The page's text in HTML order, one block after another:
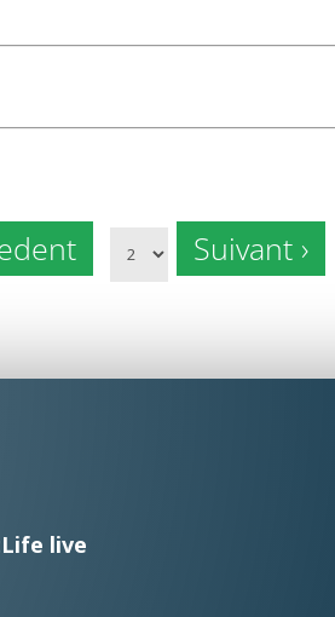
Suivant ›
live